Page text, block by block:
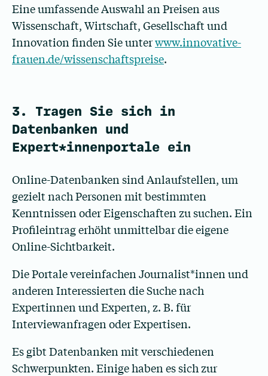
Eine umfassende Auswahl an Preisen aus
Wissenschaft, Wirtschaft, Gesellschaft und
Innovation finden Sie unterwww.innovative-
frauen.de/wissenschaftspreise.
3. Tragen Sie sich in
Datenbanken und
Expert*innenportale ein
Online-Datenbanken sind Anlaufstellen, um
gezielt nach Personen mit bestimmten
Kenntnissen oder Eigenschaften zu suchen. Ein
Profileintrag erhöht unmittelbar die eigene
Online-Sichtbarkeit.
Die Portale vereinfachen Journalist*innen und
anderen Interessierten die Suche nach
Expertinnen und Experten, z. B. für
Interviewanfragen oder Expertisen.
Es gibt Datenbanken mit verschiedenen
Schwerpunkten. Einige haben es sich zur